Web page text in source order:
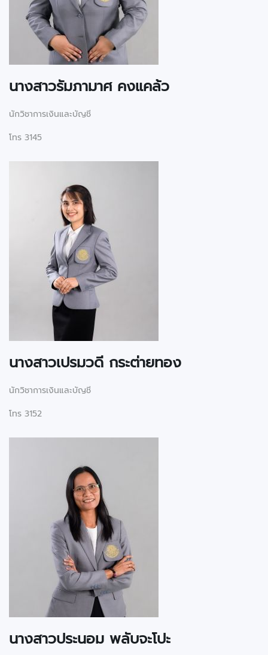
นางสาวรัมภามาศ คงแคล้ว
นักวิชาการเงินและบัญชี
โทร 3145
นางสาวเปรมวดี กระต่ายทอง
นักวิชาการเงินและบัญชี
โทร 3152
นางสาวประนอม พลับจะโปะ